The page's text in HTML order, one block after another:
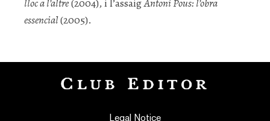
lloc a l’altre(2004), i l’assaigAntoni Pous: l’obra
essencial(2005).
Legal Notice